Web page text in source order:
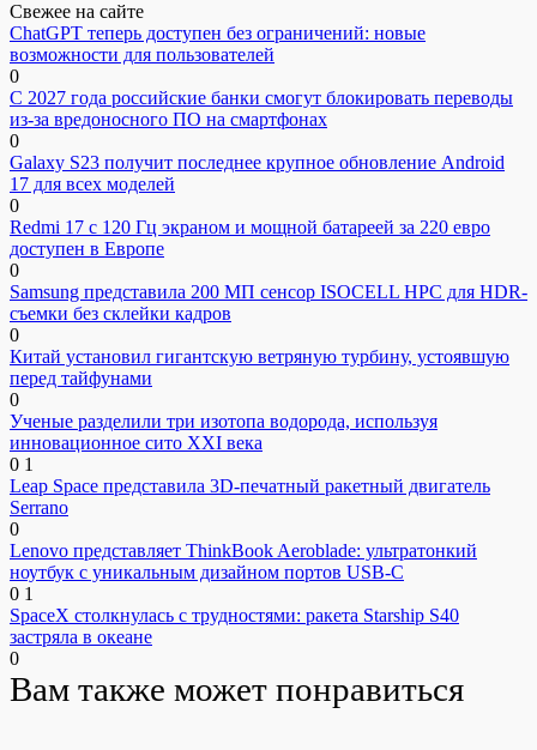
Свежее на сайте
ChatGPT теперь доступен без ограничений: новые
возможности для пользователей
0
С 2027 года российские банки смогут блокировать переводы
из-за вредоносного ПО на смартфонах
0
Galaxy S23 получит последнее крупное обновление Android
17 для всех моделей
0
Redmi 17 с 120 Гц экраном и мощной батареей за 220 евро
доступен в Европе
0
Samsung представила 200 МП сенсор ISOCELL HPC для HDR-
съемки без склейки кадров
0
Китай установил гигантскую ветряную турбину, устоявшую
перед тайфунами
0
Ученые разделили три изотопа водорода, используя
инновационное сито XXI века
0 1
Leap Space представила 3D-печатный ракетный двигатель
Serrano
0
Lenovo представляет ThinkBook Aeroblade: ультратонкий
ноутбук с уникальным дизайном портов USB-C
0 1
SpaceX столкнулась с трудностями: ракета Starship S40
застряла в океане
0
Вам также может понравиться